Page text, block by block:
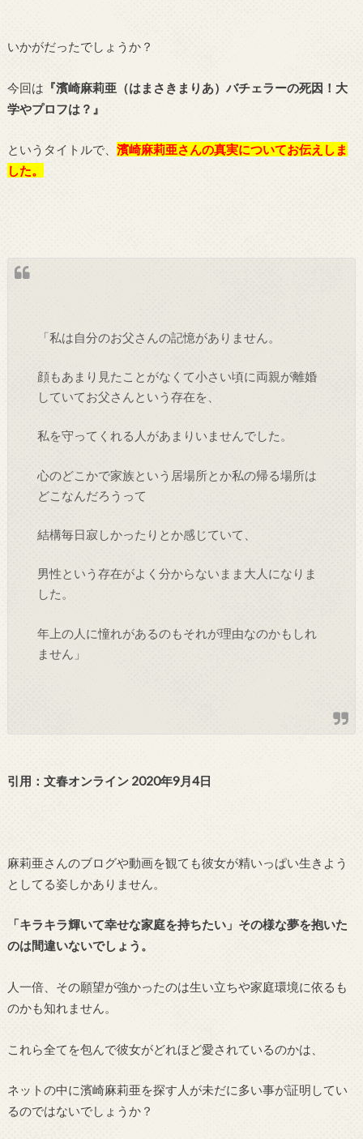
いかがだったでしょうか？
今回は 『濱崎麻莉亜（はまさきまりあ）バチェラーの死因！大
学やプロフは？』
というタイトルで、 濱崎麻莉亜さんの真実についてお伝えしま
した。
「私は自分のお父さんの記憶がありません。
顔もあまり見たことがなくて小さい頃に両親が離婚
していてお父さんという存在を、
私を守ってくれる人があまりいませんでした。
心のどこかで家族という居場所とか私の帰る場所は
どこなんだろうって
結構毎日寂しかったりとか感じていて、
男性という存在がよく分からないまま大人になりま
した。
年上の人に憧れがあるのもそれが理由なのかもしれ
ません」
引用：文春オンライン 2020年9月4日
麻莉亜さんのブログや動画を観ても彼女が精いっぱい生きよう
としてる姿しかありません。
「キラキラ輝いて幸せな家庭を持ちたい」その様な夢を抱いた
のは間違いないでしょう。
人一倍、その願望が強かったのは生い立ちや家庭環境に依るも
のかも知れません。
これら全てを包んで彼女がどれほど愛されているのかは、
ネットの中に濱崎麻莉亜を探す人が未だに多い事が証明してい
るのではないでしょうか？